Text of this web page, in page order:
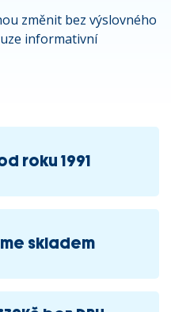
změnit bez výslovného
informativní
roku 1991
skladem